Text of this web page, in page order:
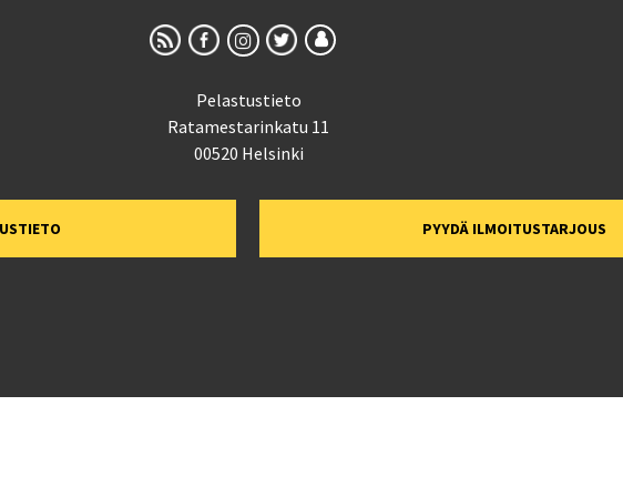
Pelastustieto
Ratamestarinkatu 11
00520 Helsinki
PYYDÄ ILMOITUSTARJOUS